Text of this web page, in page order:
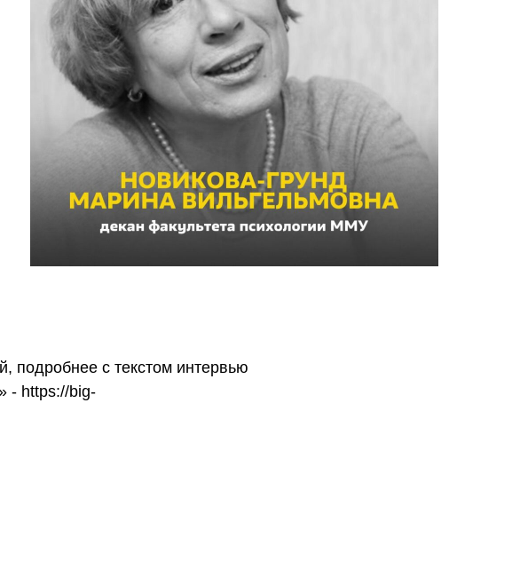
подробнее с текстом интервью
- https://big-